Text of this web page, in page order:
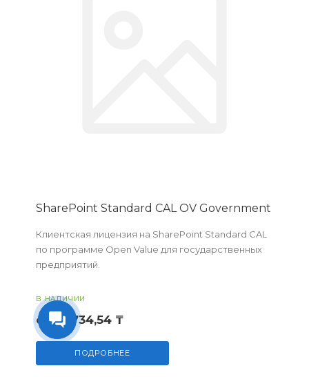
SharePoint Standard CAL OV Government
Клиентская лицензия на SharePoint Standard CAL
по программе Open Value для государственных
предприятий.
В НАЛИЧИИ
от 14 734,54 ₸
ПОДРОБНЕЕ